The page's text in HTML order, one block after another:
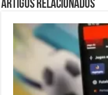
Artigos Relacionados